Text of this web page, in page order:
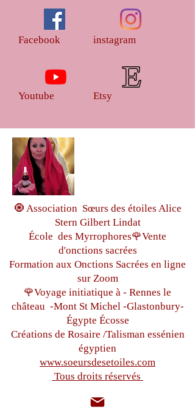
Facebook
Youtube
instagram
Etsy
🧿 Association Sœurs des étoiles Alice
Stern Gilbert Lindat
École des Myrrophores🌹Vente
d'onctions sacrées
Formation aux Onctions Sacrées en ligne
sur Zoom
🌹Voyage initiatique à - Rennes le
château -Mont St Michel -Glastonbury-
Égypte Écosse
Créations de Rosaire /Talisman essénien
égyptien
www.soeursdesetoiles.com
Tous droits réservés